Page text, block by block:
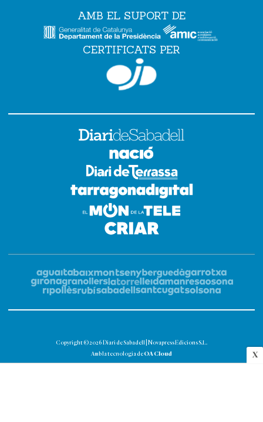
X
AMB EL SUPORT DE
CERTIFICATS PER
Copyright © 2026 Diari de Sabadell | Novapress Edicions S.L.
Amb la tecnologia de OA Cloud